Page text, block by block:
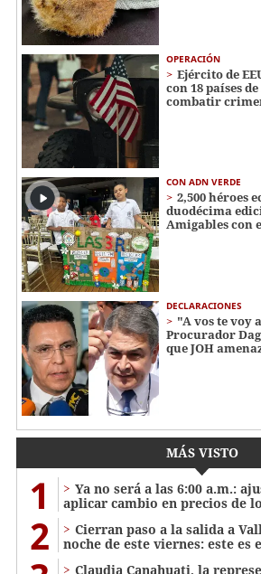
OPERACIÓN
Ejército de
con 18 países
combatir
CON ADN VERDE
2,500 héroes
duodécima
Amigables con
DECLARACIONES
"A vos te voy
Procurador
que JOH
MÁS VISTO
1
Ya no será a las 6:00 a.m.:
aplicar cambio en precios de
2
Cierran paso a la salida a
noche de este viernes: este es
Claudia Canahuati, la